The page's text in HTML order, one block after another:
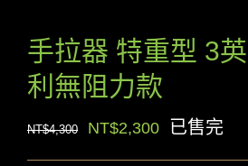
手拉器 特重型 3
利無阻力款
NT$4,300
原
始
NT$2,300目
前
已售完